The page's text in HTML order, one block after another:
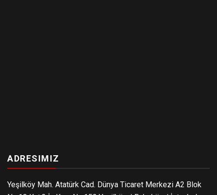
ADRESIMIZ
Yeşilköy Mah. Atatürk Cad. Dünya Ticaret Merkezi A2 Blok